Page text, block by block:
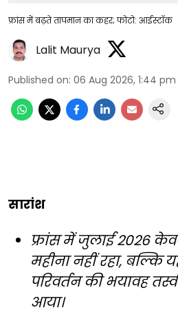
फ्रांस में बढ़ते तापमान का कहर; फोटो: आईस्टॉक
Lalit Maurya
Published on: 06 Aug 2026, 1:44 pm
सारांश
फ्रांस में जुलाई 2026
महीना नहीं रहा, बल्कि
परिवर्तन की भयावह
आया।